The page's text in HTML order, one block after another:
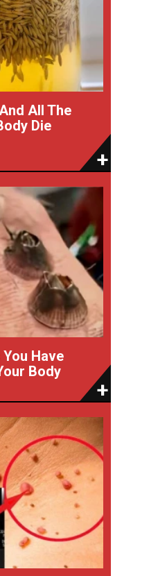
All The
Die
Have
Body